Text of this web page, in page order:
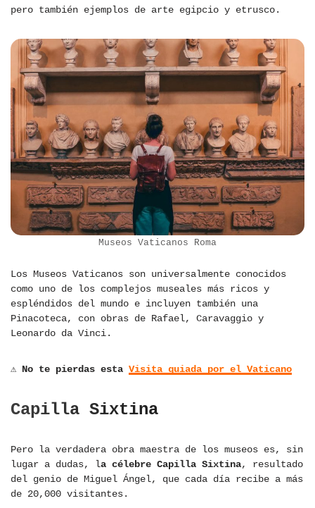
pero también ejemplos de arte egipcio y etrusco.
Museos Vaticanos Roma
Los Museos Vaticanos son universalmente conocidos
como uno de los complejos museales más ricos y
espléndidos del mundo e incluyen también una
Pinacoteca, con obras de Rafael, Caravaggio y
Leonardo da Vinci.
⚠ No te pierdas esta Visita guiada por el Vaticano
Capilla Sixtina
Pero la verdadera obra maestra de los museos es, sin
lugar a dudas, la célebre Capilla Sixtina, resultado
del genio de Miguel Ángel, que cada día recibe a más
de 20,000 visitantes.